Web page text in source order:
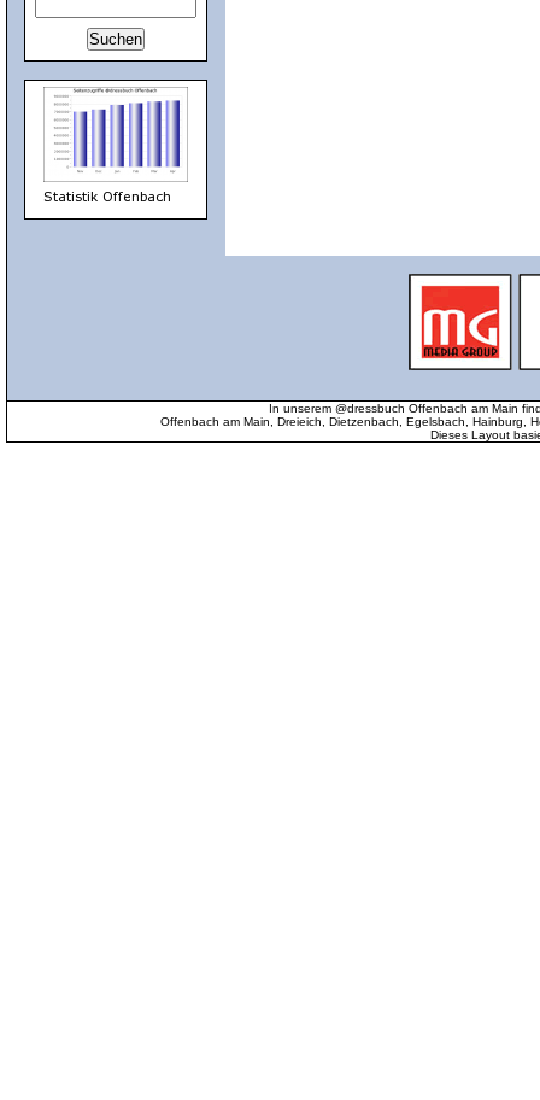
In unserem @dressbuch Offenbach am Main
Offenbach am Main, Dreieich, Dietzenbach, Egelsbach, Hainburg,
Dieses Layout